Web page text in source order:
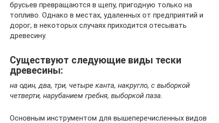
брусьев превращаются в щепу, пригодную только на
топливо. Однако в местах, удаленных от предприятий и
дорог, в некоторых случаях приходится отесывать
древесину.
Существуют следующие виды тески
древесины:
на один, два, три, четыре канта, накругло, с выборкой
четверти, нарубанием гребня, выборкой паза.
Основным инструментом для вышеперечисленных видов